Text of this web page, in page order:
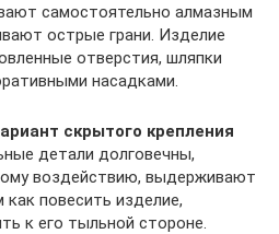
самостоятельно алмазным
острые грани. Изделие
отверстия, шляпки
насадками.
скрытого крепления
детали долговечны,
воздействию, выдерживают
повесить изделие,
к его тыльной стороне.